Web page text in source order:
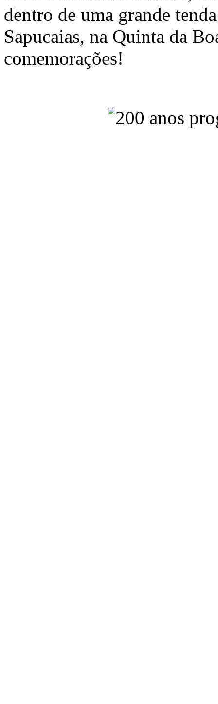
dentro de uma grande
Sapucaias, na Quinta da
comemorações!